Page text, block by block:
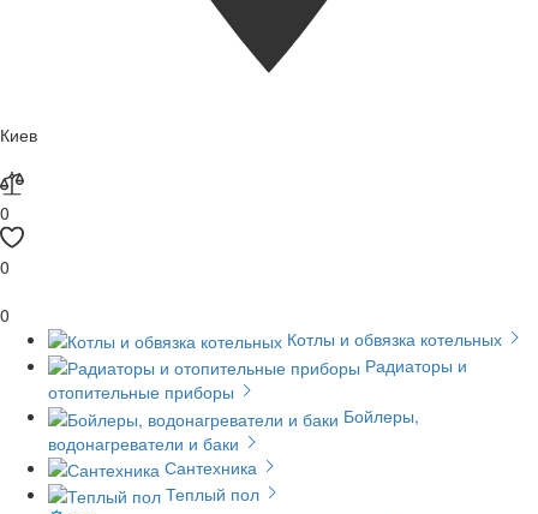
Киев
0
0
0
Котлы и обвязка котельных
Радиаторы и
отопительные приборы
Бойлеры,
водонагреватели и баки
Сантехника
Теплый пол